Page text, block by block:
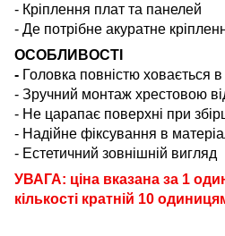
- Кріплення плат та панелей
- Де потрібне акуратне
ОСОБЛИВОСТІ
- Головка повністю ховається
- Зручний монтаж хрестовою
- Не царапає поверхні при
- Надійне фіксування в
- Естетичний зовнішній вигляд
УВАГА: ціна вказана за 1
кількості кратній 10